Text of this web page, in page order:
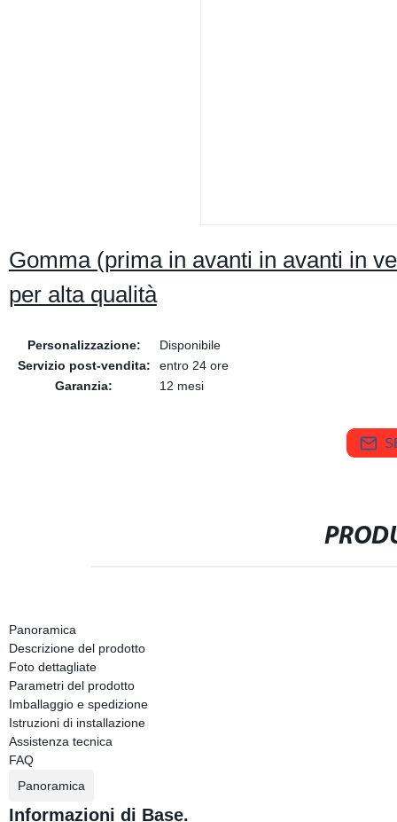
Gomma (prima in avanti in avanti in
per alta qualità
Personalizzazione:
Disponibile
Servizio post-vendita:
entro 24 ore
Garanzia:
12 mesi
Panoramica
Descrizione del prodotto
Foto dettagliate
Parametri del prodotto
Imballaggio e spedizione
Istruzioni di installazione
Assistenza tecnica
FAQ
Panoramica
Informazioni di Base.